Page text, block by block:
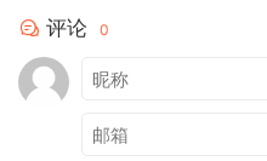
评论 0